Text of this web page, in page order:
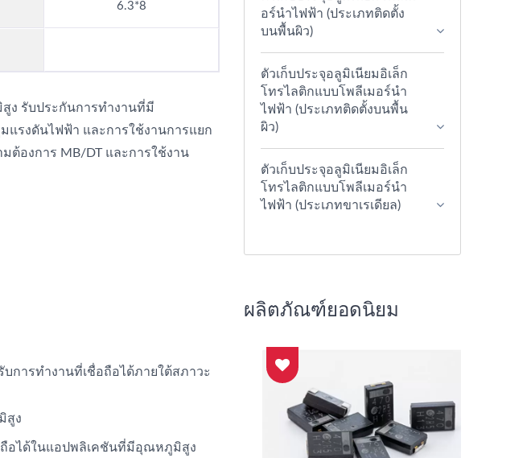
6.3*8
ง รับประกันการทำงานที่มี
รงดันไฟฟ้า และการใช้งานการแยก
ต้องการ MB/DT และการใช้งาน
ารทำงานที่เชื่อถือได้ภายใต้สภาวะ
สูง
ถือได้ในแอปพลิเคชันที่มีอุณหภูมิสูง
อร์นำไฟฟ้า (ประเภทติดตั้ง
บนพื้นผิว)
ตัวเก็บประจุอลูมิเนียมอิเล็ก
โทรไลติกแบบโพลีเมอร์นำ
ไฟฟ้า (ประเภทติดตั้งบนพื้น
ผิว)
ตัวเก็บประจุอลูมิเนียมอิเล็ก
โทรไลติกแบบโพลีเมอร์นำ
ไฟฟ้า (ประเภทขาเรเดียล)
ผลิตภัณฑ์ยอดนิยม